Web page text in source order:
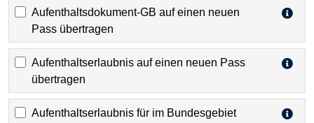
Aufenthaltsdokument-GB auf einen neuen
Pass übertragen
Aufenthaltserlaubnis auf einen neuen Pass
übertragen
Aufenthaltserlaubnis für im Bundesgebiet